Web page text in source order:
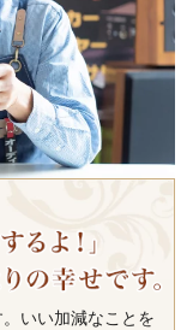
いい加減なことを